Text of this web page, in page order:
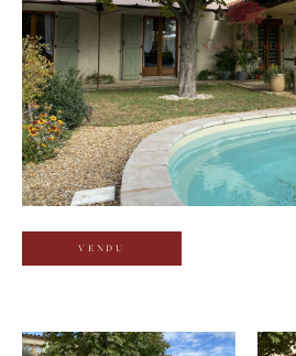
VENDU
Budget
Budget
Surface
Surface
Pièces
Référence